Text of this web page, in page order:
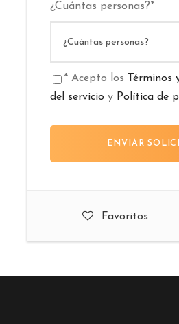
¿Cuántas personas?*
* Acepto los Términos
del servicio y Política de
Favoritos